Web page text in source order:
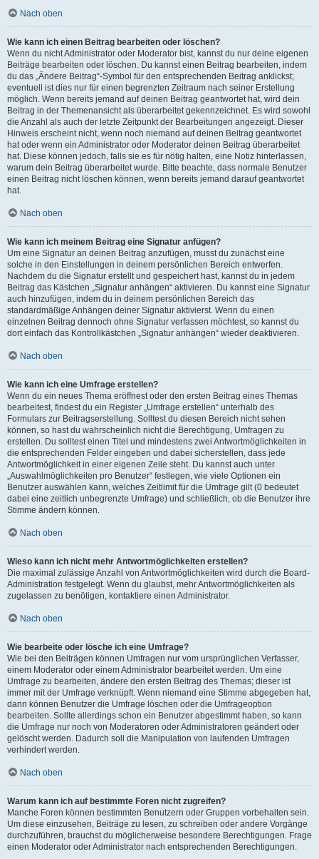
Nach oben
Wie kann ich einen Beitrag bearbeiten oder löschen?
Wenn du nicht Administrator oder Moderator bist, kannst du nur deine eigenen
Beiträge bearbeiten oder löschen. Du kannst einen Beitrag bearbeiten, indem
du das „Ändere Beitrag“-Symbol für den entsprechenden Beitrag anklickst;
eventuell ist dies nur für einen begrenzten Zeitraum nach seiner Erstellung
möglich. Wenn bereits jemand auf deinen Beitrag geantwortet hat, wird dein
Beitrag in der Themenansicht als überarbeitet gekennzeichnet. Es wird sowohl
die Anzahl als auch der letzte Zeitpunkt der Bearbeitungen angezeigt. Dieser
Hinweis erscheint nicht, wenn noch niemand auf deinen Beitrag geantwortet
hat oder wenn ein Administrator oder Moderator deinen Beitrag überarbeitet
hat. Diese können jedoch, falls sie es für nötig halten, eine Notiz hinterlassen,
warum dein Beitrag überarbeitet wurde. Bitte beachte, dass normale Benutzer
einen Beitrag nicht löschen können, wenn bereits jemand darauf geantwortet
hat.
Nach oben
Wie kann ich meinem Beitrag eine Signatur anfügen?
Um eine Signatur an deinen Beitrag anzufügen, musst du zunächst eine
solche in den Einstellungen in deinem persönlichen Bereich entwerfen.
Nachdem du die Signatur erstellt und gespeichert hast, kannst du in jedem
Beitrag das Kästchen „Signatur anhängen“ aktivieren. Du kannst eine Signatur
auch hinzufügen, indem du in deinem persönlichen Bereich das
standardmäßige Anhängen deiner Signatur aktivierst. Wenn du einen
einzelnen Beitrag dennoch ohne Signatur verfassen möchtest, so kannst du
dort einfach das Kontrollkästchen „Signatur anhängen“ wieder deaktivieren.
Nach oben
Wie kann ich eine Umfrage erstellen?
Wenn du ein neues Thema eröffnest oder den ersten Beitrag eines Themas
bearbeitest, findest du ein Register „Umfrage erstellen“ unterhalb des
Formulars zur Beitragserstellung. Solltest du diesen Bereich nicht sehen
können, so hast du wahrscheinlich nicht die Berechtigung, Umfragen zu
erstellen. Du solltest einen Titel und mindestens zwei Antwortmöglichkeiten in
die entsprechenden Felder eingeben und dabei sicherstellen, dass jede
Antwortmöglichkeit in einer eigenen Zeile steht. Du kannst auch unter
„Auswahlmöglichkeiten pro Benutzer“ festlegen, wie viele Optionen ein
Benutzer auswählen kann, welches Zeitlimit für die Umfrage gilt (0 bedeutet
dabei eine zeitlich unbegrenzte Umfrage) und schließlich, ob die Benutzer ihre
Stimme ändern können.
Nach oben
Wieso kann ich nicht mehr Antwortmöglichkeiten erstellen?
Die maximal zulässige Anzahl von Antwortmöglichkeiten wird durch die Board-
Administration festgelegt. Wenn du glaubst, mehr Antwortmöglichkeiten als
zugelassen zu benötigen, kontaktiere einen Administrator.
Nach oben
Wie bearbeite oder lösche ich eine Umfrage?
Wie bei den Beiträgen können Umfragen nur vom ursprünglichen Verfasser,
einem Moderator oder einem Administrator bearbeitet werden. Um eine
Umfrage zu bearbeiten, ändere den ersten Beitrag des Themas; dieser ist
immer mit der Umfrage verknüpft. Wenn niemand eine Stimme abgegeben hat,
dann können Benutzer die Umfrage löschen oder die Umfrageoption
bearbeiten. Sollte allerdings schon ein Benutzer abgestimmt haben, so kann
die Umfrage nur noch von Moderatoren oder Administratoren geändert oder
gelöscht werden. Dadurch soll die Manipulation von laufenden Umfragen
verhindert werden.
Nach oben
Warum kann ich auf bestimmte Foren nicht zugreifen?
Manche Foren können bestimmten Benutzern oder Gruppen vorbehalten sein.
Um diese einzusehen, Beiträge zu lesen, zu schreiben oder andere Vorgänge
durchzuführen, brauchst du möglicherweise besondere Berechtigungen. Frage
einen Moderator oder Administrator nach entsprechenden Berechtigungen.